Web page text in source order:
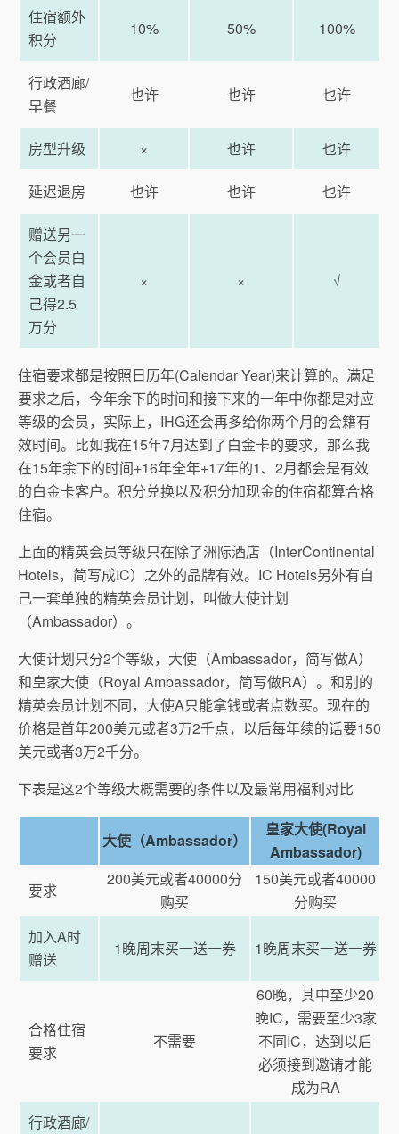
住宿额外
积分
10% 50% 100%
行政酒廊/
早餐
也许 也许 也许
房型升级 × 也许 也许
延迟退房 也许 也许 也许
赠送另一
个会员白
金或者自
己得2.5
万分
× × √
住宿要求都是按照日历年(Calendar Year)来计算的。满足
要求之后，今年余下的时间和接下来的一年中你都是对应
等级的会员，实际上，IHG还会再多给你两个月的会籍有
效时间。比如我在15年7月达到了白金卡的要求，那么我
在15年余下的时间+16年全年+17年的1、2月都会是有效
的白金卡客户。积分兑换以及积分加现金的住宿都算合格
住宿。
上面的精英会员等级只在除了洲际酒店（InterContinental
Hotels，简写成IC）之外的品牌有效。IC Hotels另外有自
己一套单独的精英会员计划，叫做大使计划
（Ambassador）。
大使计划只分2个等级，大使（Ambassador，简写做A）
和皇家大使（Royal Ambassador，简写做RA）。和别的
精英会员计划不同，大使A只能拿钱或者点数买。现在的
价格是首年200美元或者3万2千点，以后每年续的话要150
美元或者3万2千分。
下表是这2个等级大概需要的条件以及最常用福利对比
大使（Ambassador）
皇家大使(Royal
Ambassador)
要求
200美元或者40000分
购买
150美元或者40000
分购买
加入A时
赠送
1晚周末买一送一券 1晚周末买一送一券
合格住宿
要求
不需要
60晚，其中至少20
晚IC，需要至少3家
不同IC，达到以后
必须接到邀请才能
成为RA
行政酒廊/